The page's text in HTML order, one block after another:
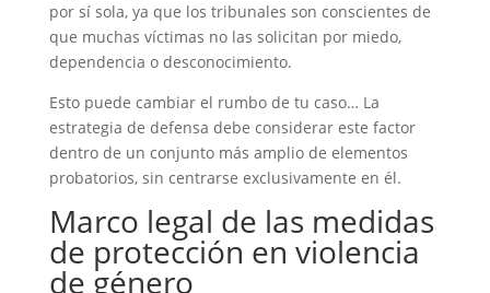
por sí sola, ya que los tribunales son conscientes de
que muchas víctimas no las solicitan por miedo,
dependencia o desconocimiento.
Esto puede cambiar el rumbo de tu caso… La
estrategia de defensa debe considerar este factor
dentro de un conjunto más amplio de elementos
probatorios, sin centrarse exclusivamente en él.
Marco legal de las medidas
de protección en violencia
de género